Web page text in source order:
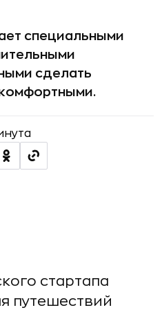
специальными
сделать
стартапа
путешествий